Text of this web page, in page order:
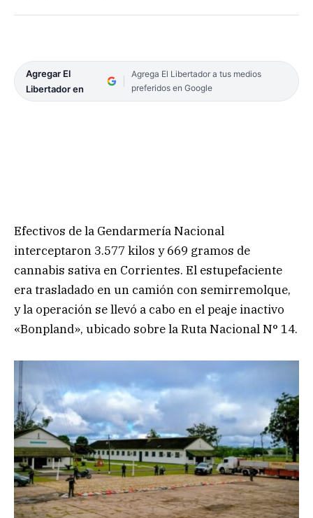
Agregar El
Libertador en
Agrega El Libertador a tus medios
preferidos en Google
Efectivos de la Gendarmería Nacional
interceptaron 3.577 kilos y 669 gramos de
cannabis sativa en Corrientes. El estupefaciente
era trasladado en un camión con semirremolque,
y la operación se llevó a cabo en el peaje inactivo
«Bonpland», ubicado sobre la Ruta Nacional N° 14.